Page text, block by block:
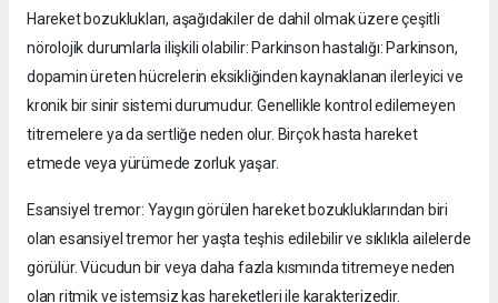
Hareket bozuklukları, aşağıdakiler de dahil olmak üzere çeşitli
nörolojik durumlarla ilişkili olabilir: Parkinson hastalığı: Parkinson,
dopamin üreten hücrelerin eksikliğinden kaynaklanan ilerleyici ve
kronik bir sinir sistemi durumudur. Genellikle kontrol edilemeyen
titremelere ya da sertliğe neden olur. Birçok hasta hareket
etmede veya yürümede zorluk yaşar.
Esansiyel tremor: Yaygın görülen hareket bozukluklarından biri
olan esansiyel tremor her yaşta teşhis edilebilir ve sıklıkla ailelerde
görülür. Vücudun bir veya daha fazla kısmında titremeye neden
olan ritmik ve istemsiz kas hareketleri ile karakterizedir.